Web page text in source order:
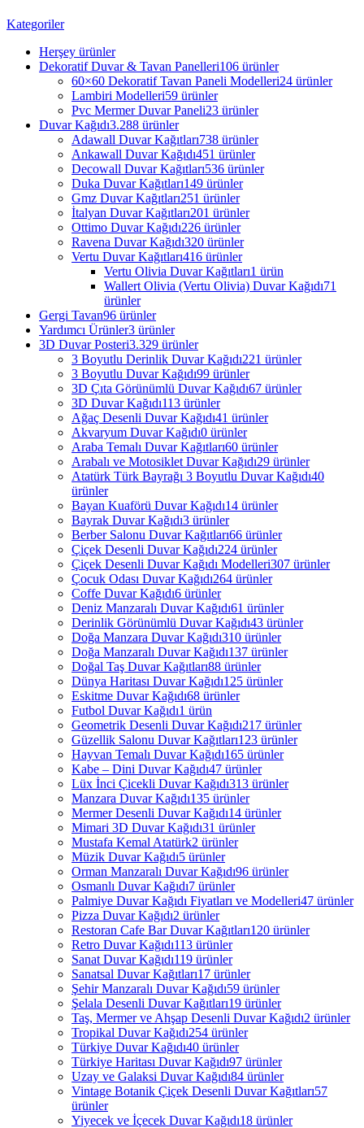
Kategoriler
Herşey ürünler
Dekoratif Duvar & Tavan Panelleri106 ürünler
60×60 Dekoratif Tavan Paneli Modelleri24 ürünler
Lambiri Modelleri59 ürünler
Pvc Mermer Duvar Paneli23 ürünler
Duvar Kağıdı3.288 ürünler
Adawall Duvar Kağıtları738 ürünler
Ankawall Duvar Kağıdı451 ürünler
Decowall Duvar Kağıtları536 ürünler
Duka Duvar Kağıtları149 ürünler
Gmz Duvar Kağıtları251 ürünler
İtalyan Duvar Kağıtları201 ürünler
Ottimo Duvar Kağıdı226 ürünler
Ravena Duvar Kağıdı320 ürünler
Vertu Duvar Kağıtları416 ürünler
Vertu Olivia Duvar Kağıtları1 ürün
Wallert Olivia (Vertu Olivia) Duvar Kağıdı71
ürünler
Gergi Tavan96 ürünler
Yardımcı Ürünler3 ürünler
3D Duvar Posteri3.329 ürünler
3 Boyutlu Derinlik Duvar Kağıdı221 ürünler
3 Boyutlu Duvar Kağıdı99 ürünler
3D Çıta Görünümlü Duvar Kağıdı67 ürünler
3D Duvar Kağıdı113 ürünler
Ağaç Desenli Duvar Kağıdı41 ürünler
Akvaryum Duvar Kağıdı0 ürünler
Araba Temalı Duvar Kağıtları60 ürünler
Arabalı ve Motosiklet Duvar Kağıdı29 ürünler
Atatürk Türk Bayrağı 3 Boyutlu Duvar Kağıdı40
ürünler
Bayan Kuaförü Duvar Kağıdı14 ürünler
Bayrak Duvar Kağıdı3 ürünler
Berber Salonu Duvar Kağıtları66 ürünler
Çiçek Desenli Duvar Kağıdı224 ürünler
Çiçek Desenli Duvar Kağıdı Modelleri307 ürünler
Çocuk Odası Duvar Kağıdı264 ürünler
Coffe Duvar Kağıdı6 ürünler
Deniz Manzaralı Duvar Kağıdı61 ürünler
Derinlik Görünümlü Duvar Kağıdı43 ürünler
Doğa Manzara Duvar Kağıdı310 ürünler
Doğa Manzaralı Duvar Kağıdı137 ürünler
Doğal Taş Duvar Kağıtları88 ürünler
Dünya Haritası Duvar Kağıdı125 ürünler
Eskitme Duvar Kağıdı68 ürünler
Futbol Duvar Kağıdı1 ürün
Geometrik Desenli Duvar Kağıdı217 ürünler
Güzellik Salonu Duvar Kağıtları123 ürünler
Hayvan Temalı Duvar Kağıdı165 ürünler
Kabe – Dini Duvar Kağıdı47 ürünler
Lüx İnci Çicekli Duvar Kağıdı313 ürünler
Manzara Duvar Kağıdı135 ürünler
Mermer Desenli Duvar Kağıdı14 ürünler
Mimari 3D Duvar Kağıdı31 ürünler
Mustafa Kemal Atatürk2 ürünler
Müzik Duvar Kağıdı5 ürünler
Orman Manzaralı Duvar Kağıdı96 ürünler
Osmanlı Duvar Kağıdı7 ürünler
Palmiye Duvar Kağıdı Fiyatları ve Modelleri47 ürünler
Pizza Duvar Kağıdı2 ürünler
Restoran Cafe Bar Duvar Kağıtları120 ürünler
Retro Duvar Kağıdı113 ürünler
Sanat Duvar Kağıdı119 ürünler
Sanatsal Duvar Kağıtları17 ürünler
Şehir Manzaralı Duvar Kağıdı59 ürünler
Şelala Desenli Duvar Kağıtları19 ürünler
Taş, Mermer ve Ahşap Desenli Duvar Kağıdı2 ürünler
Tropikal Duvar Kağıdı254 ürünler
Türkiye Duvar Kağıdı40 ürünler
Türkiye Haritası Duvar Kağıdı97 ürünler
Uzay ve Galaksi Duvar Kağıdı84 ürünler
Vintage Botanik Çiçek Desenli Duvar Kağıtları57
ürünler
Yiyecek ve İçecek Duvar Kağıdı18 ürünler